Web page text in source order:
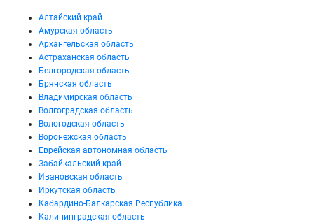
Алтайский край
Амурская область
Архангельская область
Астраханская область
Белгородская область
Брянская область
Владимирская область
Волгоградская область
Вологодская область
Воронежская область
Еврейская автономная область
Забайкальский край
Ивановская область
Иркутская область
Кабардино-Балкарская Республика
Калининградская область